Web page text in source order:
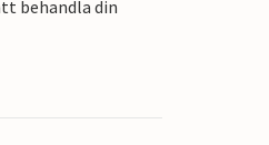
behandla din